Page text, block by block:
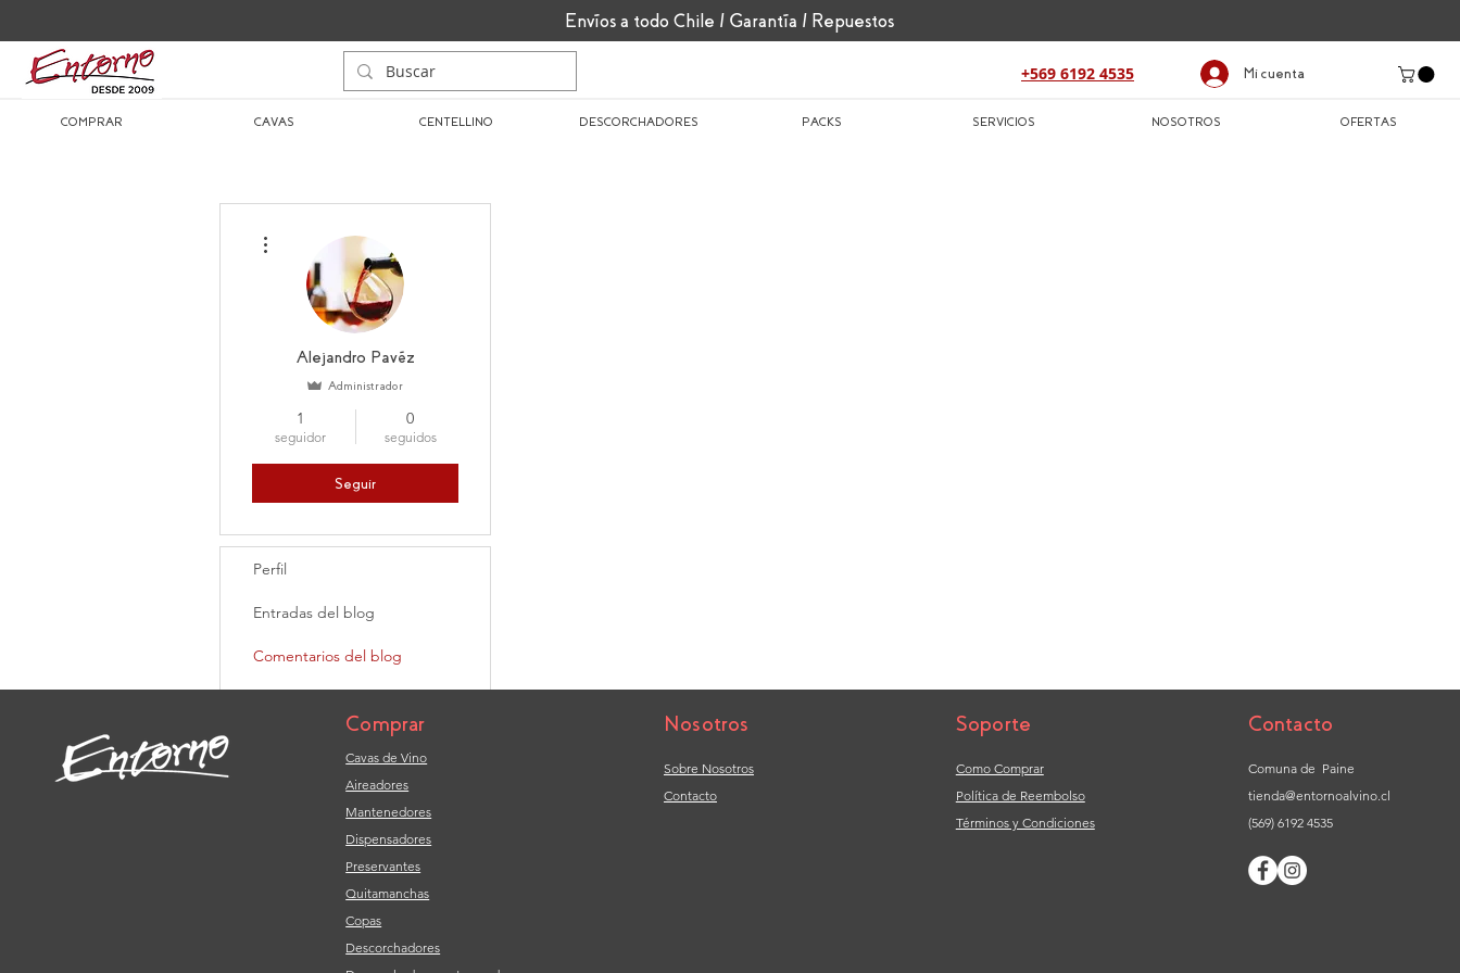
Mi cuenta
+569 6192 4535
Envíos a todo Chile / Garantía / Repuestos
COMPRAR CAVAS CENTELLINO DESCORCHADORES PACKS SERVICIOS NOSOTROS OFERTAS
Alejandro Pavéz
Administrador
1
seguidor
0
seguidos
Seguir
Perfil
Entradas del blog
Comentarios del blog
Comprar
Cavas de Vino
Aireadores
Mantenedores
Dispensadores
Preservantes
Quitamanchas
Copas
Descorchadores
Nosotros
Sobre Nosotros
Contacto
Soporte
Como Comprar
Política de Reembolso
Términos y Condiciones
Contacto
Comuna de Paine
tienda@entornoalvino.cl
(569) 6192 4535